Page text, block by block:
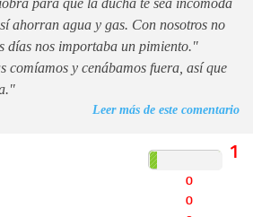
para que la ducha te sea incómoda
ahorran agua y gas. Con nosotros no
días nos importaba un pimiento."
comíamos y cenábamos fuera, así que
Leer más de este comentario
1
0
0